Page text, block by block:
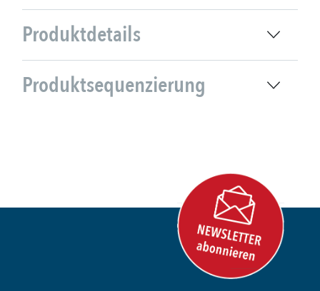
Produktdetails
Produktsequenzierung